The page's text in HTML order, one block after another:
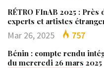
RÉTRO FInAB 2025 :
experts et artistes
Mar 26, 2025 757
Bénin : compte rendu
du mercredi 26 mars 2025